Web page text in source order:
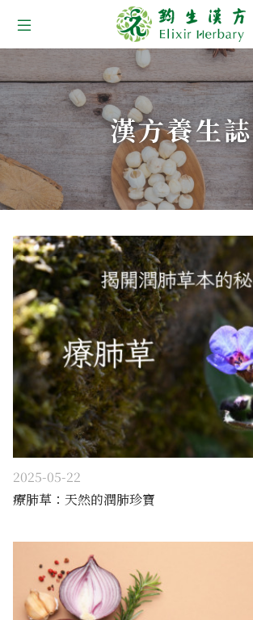
所有產品
最新消息
銷售通路
漢方健康管理服務
漢方養生誌
2025-05-22
療肺草：天然的潤肺珍寶